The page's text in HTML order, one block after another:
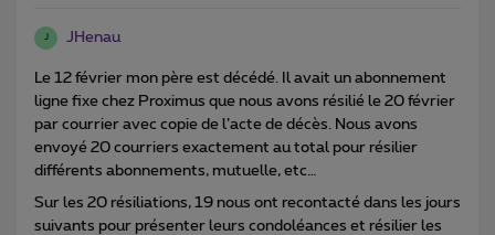
J JHenau
Le 12 février mon père est décédé. Il avait un abonnement
ligne fixe chez Proximus que nous avons résilié le 20 février
par courrier avec copie de l’acte de décès. Nous avons
envoyé 20 courriers exactement au total pour résilier
différents abonnements, mutuelle, etc…
Sur les 20 résiliations, 19 nous ont recontacté dans les jours
suivants pour présenter leurs condoléances et résilier les